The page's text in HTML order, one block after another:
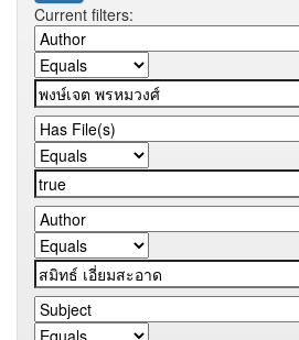
Current filters: